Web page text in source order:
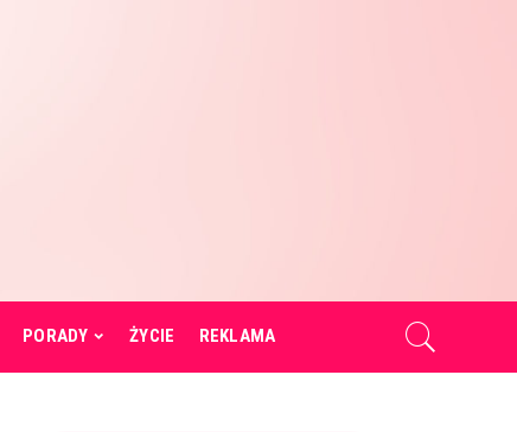
PORADY ŻYCIE REKLAMA